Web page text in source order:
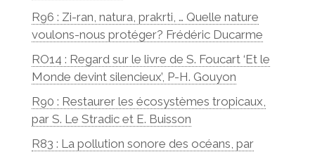
R96 : Zi-ran, natura, prakrti, … Quelle nature
voulons-nous protéger? Frédéric Ducarme
RO14 : Regard sur le livre de S. Foucart ‘Et le
Monde devint silencieux’, P-H. Gouyon
R90 : Restaurer les écosystèmes tropicaux,
par S. Le Stradic et E. Buisson
R83 : La pollution sonore des océans, par